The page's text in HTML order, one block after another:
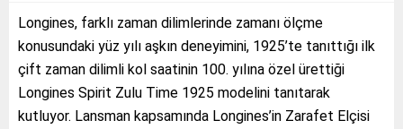
Longines, farklı zaman dilimlerinde zamanı ölçme
konusundaki yüz yılı aşkın deneyimini, 1925’te tanıttığı ilk
çift zaman dilimli kol saatinin 100. yılına özel ürettiği
Longines Spirit Zulu Time 1925 modelini tanıtarak
kutluyor. Lansman kapsamında Longines’in Zarafet Elçisi